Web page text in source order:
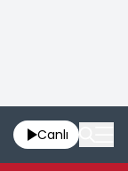
Canlı